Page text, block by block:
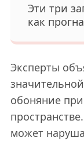
Эти три
как
Эксперты
обоняние
может